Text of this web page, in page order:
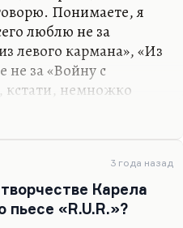
Понимаете, я
люблю не за
левого кармана», «Из
не за «Войну с
кстати, немножко
что имеют в виду.
людей,
Роман о психологии
об этом. Для меня
3 года назад
Карела
пьесе «R.U.R.»?